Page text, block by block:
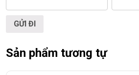
ĐT:0939.008.008
ĐC: 60/26 Đồng Đen, p.14, Tân Bình
Sản phẩm tương tự